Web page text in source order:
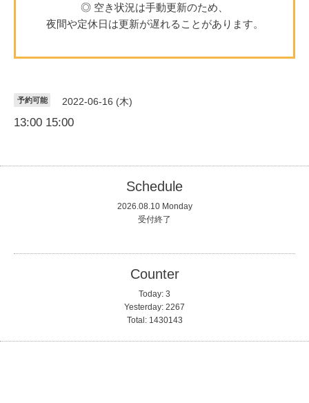
◎ 空き状況は手動更新のため、
夜間や定休日は更新が遅れることがあります。
予約可能 2022-06-16 (木)
13:00 15:00
Schedule
2026.08.10 Monday
受付終了
Counter
Today: 3
Yesterday: 2267
Total: 1430143